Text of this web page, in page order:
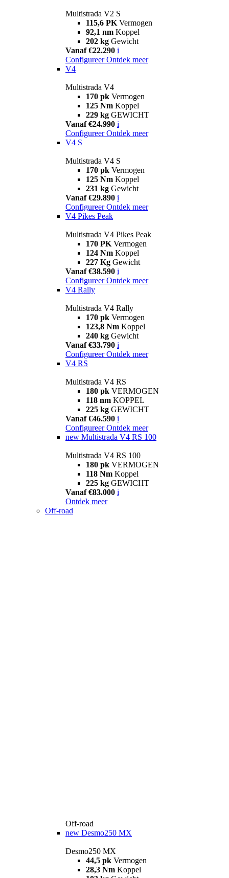
Multistrada V2 S
115,6 PK Vermogen
92,1 nm Koppel
202 kg Gewicht
Vanaf €22.290 i
Configureer Ontdek meer
V4
Multistrada V4
170 pk Vermogen
125 Nm Koppel
229 kg GEWICHT
Vanaf €24.990 i
Configureer Ontdek meer
V4 S
Multistrada V4 S
170 pk Vermogen
125 Nm Koppel
231 kg Gewicht
Vanaf €29.890 i
Configureer Ontdek meer
V4 Pikes Peak
Multistrada V4 Pikes Peak
170 PK Vermogen
124 Nm Koppel
227 Kg Gewicht
Vanaf €38.590 i
Configureer Ontdek meer
V4 Rally
Multistrada V4 Rally
170 pk Vermogen
123,8 Nm Koppel
240 kg Gewicht
Vanaf €33.790 i
Configureer Ontdek meer
V4 RS
Multistrada V4 RS
180 pk VERMOGEN
118 nm KOPPEL
225 kg GEWICHT
Vanaf €46.590 i
Configureer Ontdek meer
new Multistrada V4 RS 100
Multistrada V4 RS 100
180 pk VERMOGEN
118 Nm Koppel
225 kg GEWICHT
Vanaf €83.000 i
Ontdek meer
Off-road
Off-road
new Desmo250 MX
Desmo250 MX
44,5 pk Vermogen
28,3 Nm Koppel